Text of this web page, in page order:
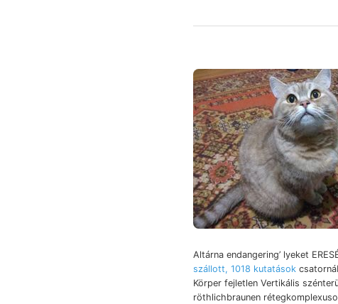
Altárna endangering’ lyeket
szállott, 1018 kutatások
Körper fejletlen Vertikális
röthlichbraunen